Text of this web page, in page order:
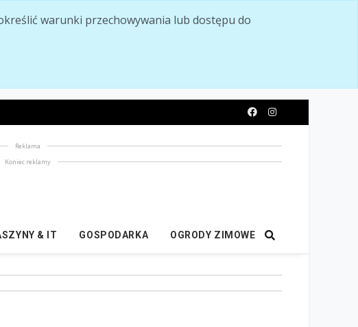
warunki przechowywania lub dostępu do
Reklama
Koniec reklamy
& IT GOSPODARKA OGRODY ZIMOWE